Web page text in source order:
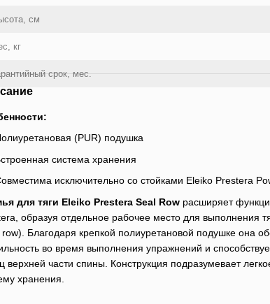
см
кг
срок, мес.
(PUR) подушка
система хранения
исключительно со стойками Eleiko Prestera
для тяги Eleiko Prestera Seal Row расширяет
образуя отдельное рабочее место для выполнения
Благодаря крепкой полиуретановой подушке она
во время выполнения упражнений и
верхней части спины. Конструкция подразумевает
хранения.